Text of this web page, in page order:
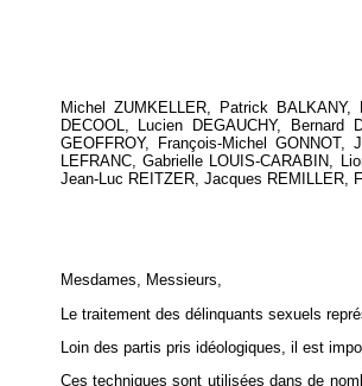
Michel ZUMKELLER, Patrick
DECOOL, Lucien DEGAUCHY,
GEOFFROY, François-Michel
LEFRANC, Gabrielle LOUIS-CARABIN,
Jean-Luc REITZER, Jacques REMILLER,
Mesdames, Messieurs,
Le traitement des délinquants sexuels
Loin des partis pris idéologiques, il est
Ces techniques sont utilisées dans de